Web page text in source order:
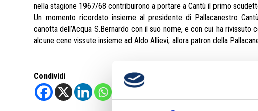
nella stagione 1967/68 contribuirono a portare a Cantù il primo
Un momento ricordato insieme al presidente di Pallacanestro
canotta dell’Acqua S.Bernardo con il suo nome, e con cui ha rivissuto
alcune cene vissute insieme ad Aldo Allievi, allora patron della
Condividi